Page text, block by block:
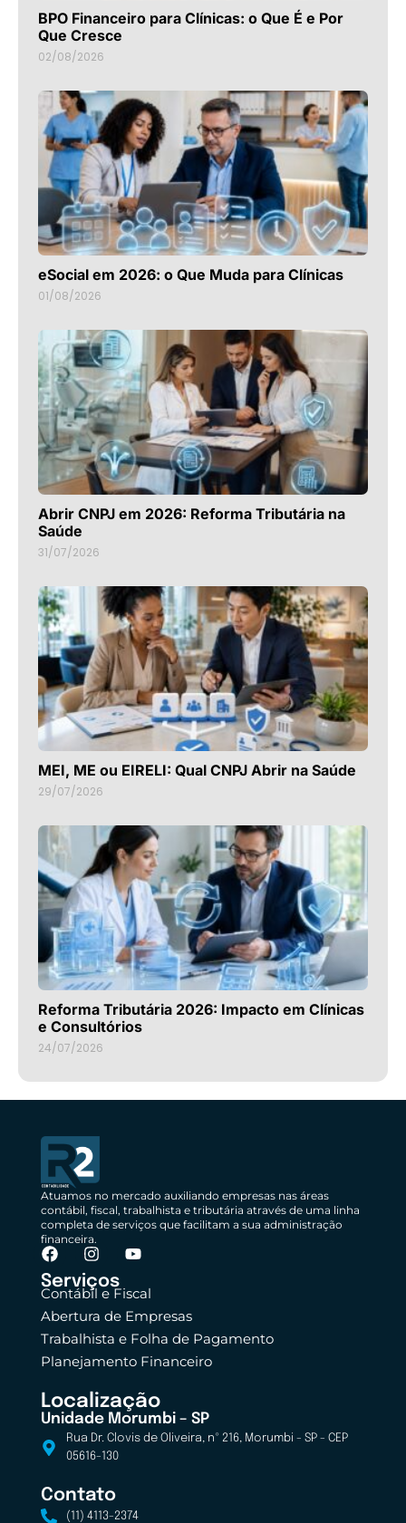
BPO Financeiro para Clínicas: o Que É e Por
Que Cresce
02/08/2026
eSocial em 2026: o Que Muda para Clínicas
01/08/2026
Abrir CNPJ em 2026: Reforma Tributária na
Saúde
31/07/2026
MEI, ME ou EIRELI: Qual CNPJ Abrir na Saúde
29/07/2026
Reforma Tributária 2026: Impacto em Clínicas
e Consultórios
24/07/2026
Atuamos no mercado auxiliando empresas nas áreas
contábil, fiscal, trabalhista e tributária através de uma linha
completa de serviços que facilitam a sua administração
financeira.
Serviços
Contábil e Fiscal
Abertura de Empresas
Trabalhista e Folha de Pagamento
Planejamento Financeiro
Localização
Unidade Morumbi – SP
Rua Dr. Clovis de Oliveira, nº 216, Morumbi - SP - CEP
05616-130
Contato
(11) 4113-2374